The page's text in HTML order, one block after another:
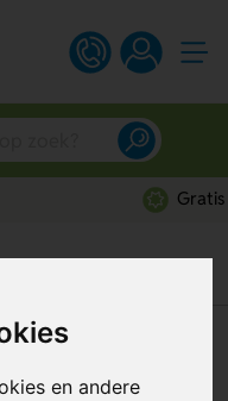
en andere
Last